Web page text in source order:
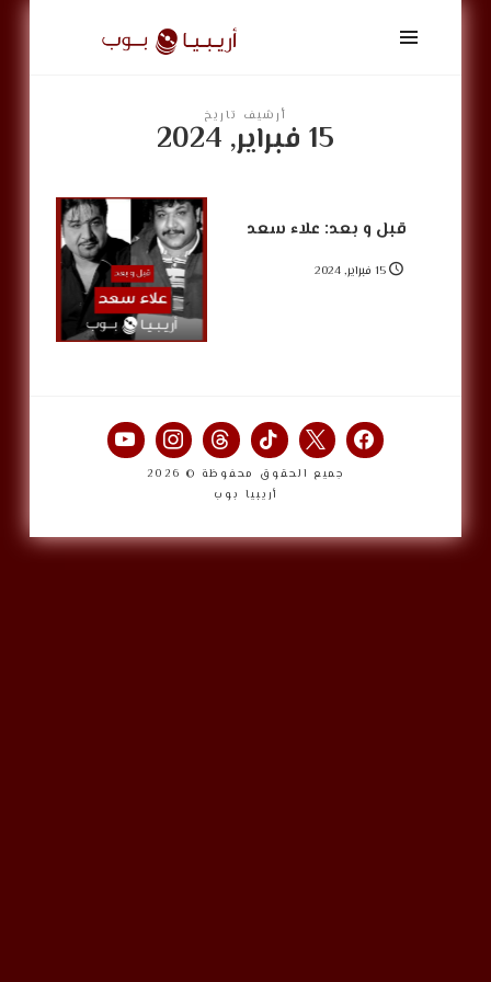
أريبيا
بوب
ArabiaPopأرشيف تاريخ
15 فبراير, 2024
قبل و بعد: علاء سعد
15 فبراير, 2024
جميع الحقوق محفوظة © 2026
أريبيا بوب